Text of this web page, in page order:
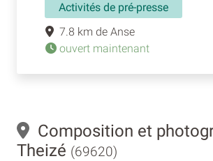
Activités de pré-presse
7.8 km de Anse
ouvert maintenant
Composition et
Theizé (69620)